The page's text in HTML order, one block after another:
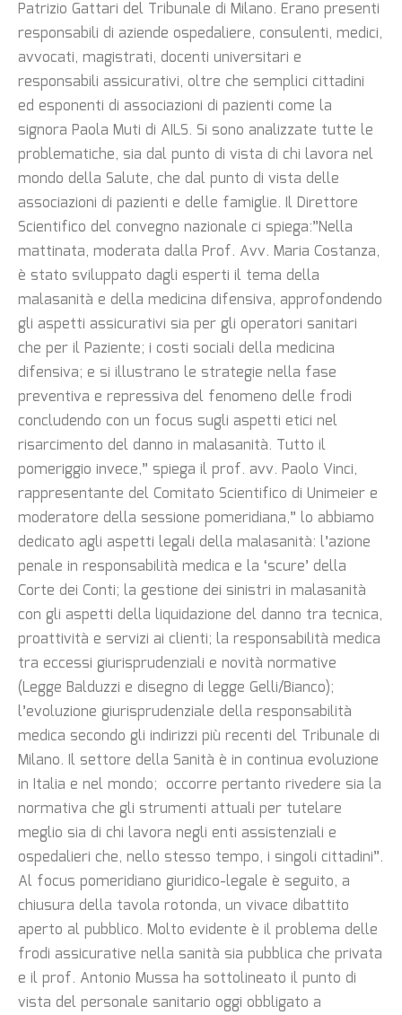
Patrizio Gattari del Tribunale di Milano. Erano presenti
responsabili di aziende ospedaliere, consulenti, medici,
avvocati, magistrati, docenti universitari e
responsabili assicurativi, oltre che semplici cittadini
ed esponenti di associazioni di pazienti come la
signora Paola Muti di AILS. Si sono analizzate tutte le
problematiche, sia dal punto di vista di chi lavora nel
mondo della Salute, che dal punto di vista delle
associazioni di pazienti e delle famiglie. Il Direttore
Scientifico del convegno nazionale ci spiega:”Nella
mattinata, moderata dalla Prof. Avv. Maria Costanza,
è stato sviluppato dagli esperti il tema della
malasanità e della medicina difensiva, approfondendo
gli aspetti assicurativi sia per gli operatori sanitari
che per il Paziente; i costi sociali della medicina
difensiva; e si illustrano le strategie nella fase
preventiva e repressiva del fenomeno delle frodi
concludendo con un focus sugli aspetti etici nel
risarcimento del danno in malasanità. Tutto il
pomeriggio invece,” spiega il prof. avv. Paolo Vinci,
rappresentante del Comitato Scientifico di Unimeier e
moderatore della sessione pomeridiana,” lo abbiamo
dedicato agli aspetti legali della malasanità: l’azione
penale in responsabilità medica e la ‘scure’ della
Corte dei Conti; la gestione dei sinistri in malasanità
con gli aspetti della liquidazione del danno tra tecnica,
proattività e servizi ai clienti; la responsabilità medica
tra eccessi giurisprudenziali e novità normative
(Legge Balduzzi e disegno di legge Gelli/Bianco);
l’evoluzione giurisprudenziale della responsabilità
medica secondo gli indirizzi più recenti del Tribunale di
Milano. Il settore della Sanità è in continua evoluzione
in Italia e nel mondo; occorre pertanto rivedere sia la
normativa che gli strumenti attuali per tutelare
meglio sia di chi lavora negli enti assistenziali e
ospedalieri che, nello stesso tempo, i singoli cittadini”.
Al focus pomeridiano giuridico-legale è seguito, a
chiusura della tavola rotonda, un vivace dibattito
aperto al pubblico. Molto evidente è il problema delle
frodi assicurative nella sanità sia pubblica che privata
e il prof. Antonio Mussa ha sottolineato il punto di
vista del personale sanitario oggi obbligato a